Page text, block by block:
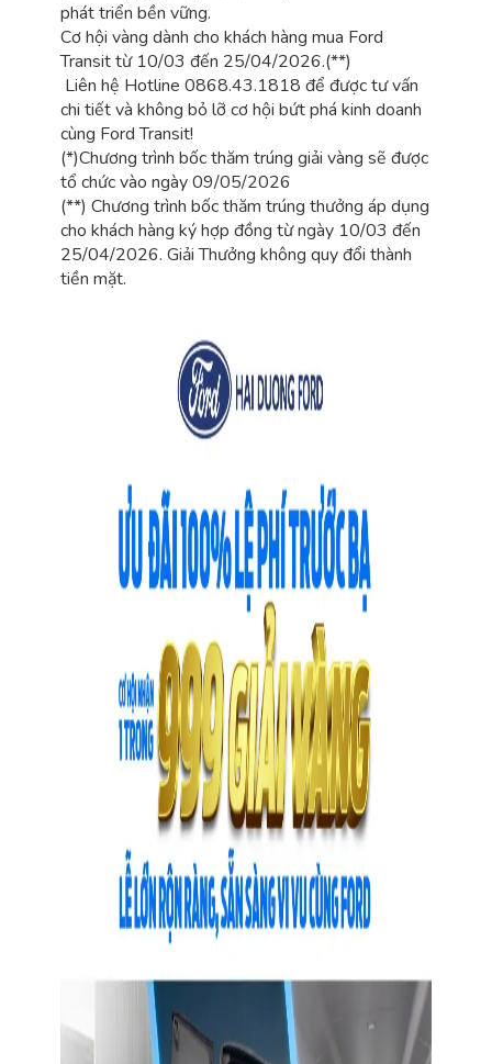
phát triển bền vững.
Cơ hội vàng dành cho khách hàng mua Ford
Transit từ 10/03 đến 25/04/2026.(**)
Liên hệ Hotline 0868.43.1818 để được tư vấn
chi tiết và không bỏ lỡ cơ hội bứt phá kinh doanh
cùng Ford Transit!
(*)Chương trình bốc thăm trúng giải vàng sẽ được
tổ chức vào ngày 09/05/2026
(**) Chương trình bốc thăm trúng thưởng áp dụng
cho khách hàng ký hợp đồng từ ngày 10/03 đến
25/04/2026. Giải Thưởng không quy đổi thành
tiền mặt.